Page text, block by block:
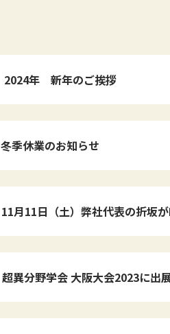
2024年 新年のご挨拶
冬季休業のお知らせ
11月11日（土）弊社代表の折坂
超異分野学会 大阪大会2023に出